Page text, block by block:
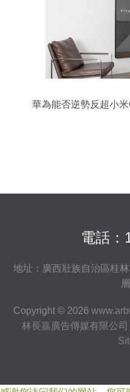
華為能否逆勢反超小
電話：
地址：廣西壯族自治區桂
Copyright © 2026
林長嘉廣告傳媒有限公司